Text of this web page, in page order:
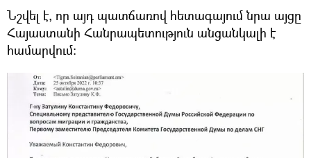
Նշվել է, որ այդ պատճառով հետագայում նրա այցը
Հայաստանի Հանրապետություն անցանկալի է
համարվում։